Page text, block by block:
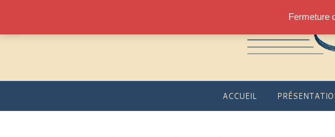
Fermeture
ACCUEIL